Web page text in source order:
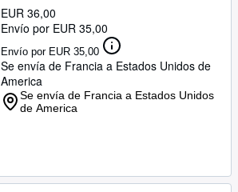
EUR 36,00
Envío por EUR 35,00
Envío por EUR 35,00
Se envía de Francia a Estados Unidos de
America
Se envía de Francia a Estados Unidos
de America